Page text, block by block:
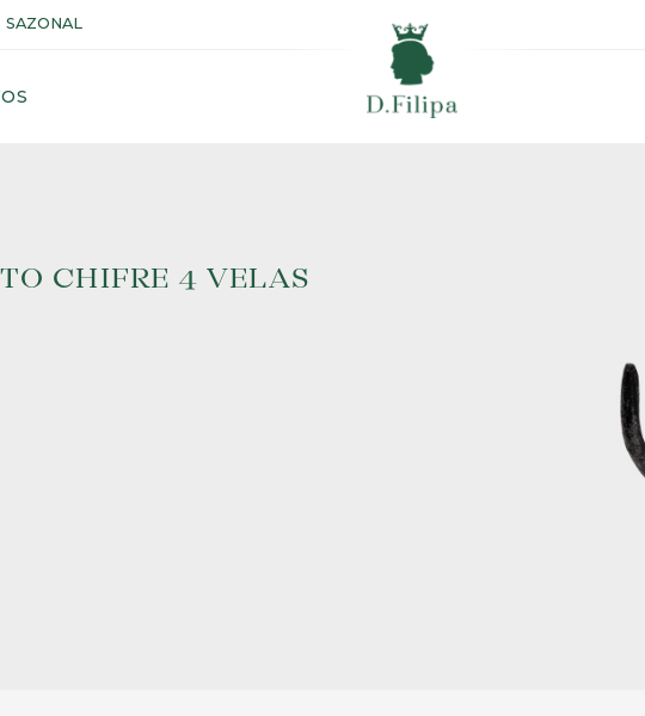
SAZONAL
CHIFRE 4 VELAS